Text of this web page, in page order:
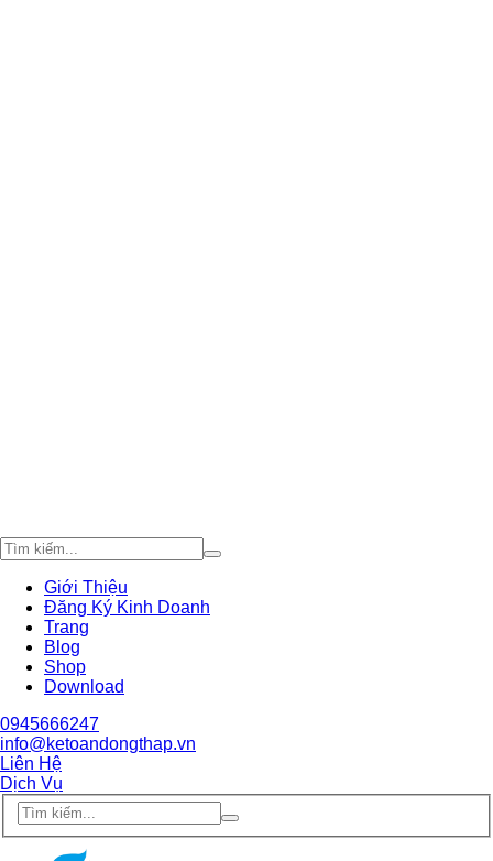
Giới Thiệu
Đăng Ký Kinh Doanh
Trang
Blog
Shop
Download
0945666247
info@ketoandongthap.vn
Liên Hệ
Dịch Vụ